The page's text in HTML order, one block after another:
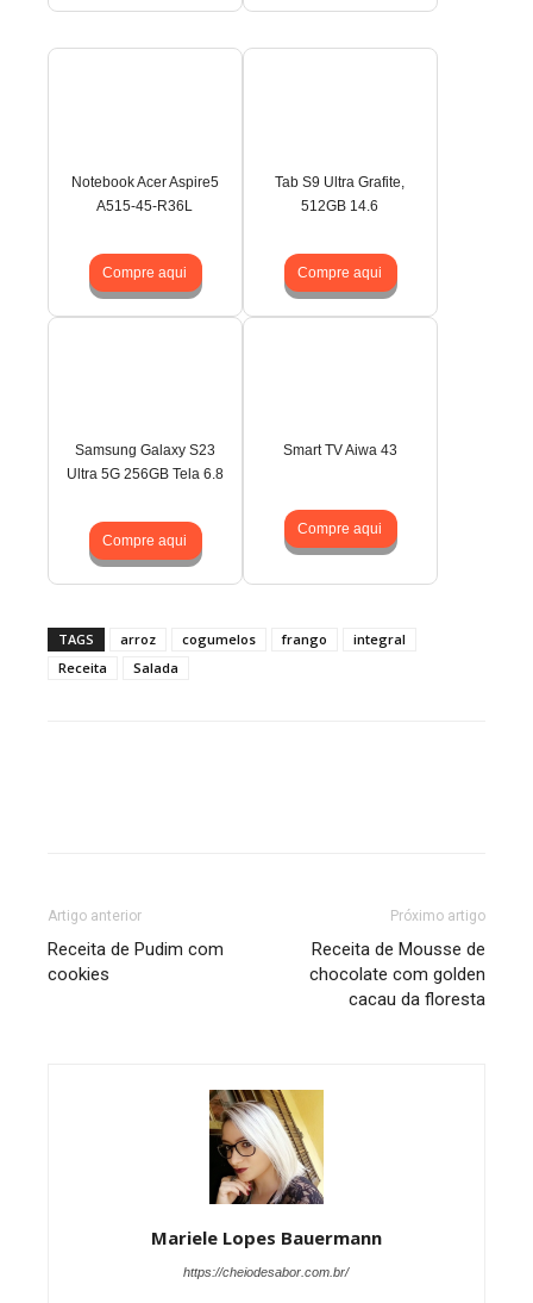
Notebook Acer Aspire5
A515-45-R36L
Compre aqui
Tab S9 Ultra Grafite,
512GB 14.6
Compre aqui
Samsung Galaxy S23
Ultra 5G 256GB Tela 6.8
Compre aqui
Smart TV Aiwa 43
Compre aqui
TAGS arroz cogumelos frango
integral
Receita
Salada
Artigo anterior
Receita de Pudim com
cookies
Próximo artigo
Receita de Mousse de
chocolate com golden
cacau da floresta
Mariele Lopes Bauermann
https://cheiodesabor.com.br/